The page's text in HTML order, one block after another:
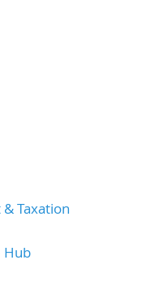
& Taxation
Hub